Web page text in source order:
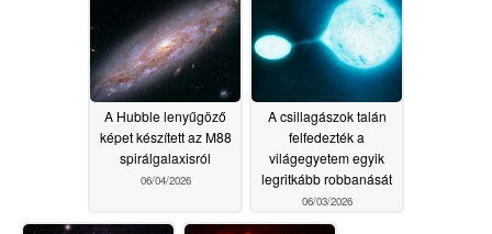
A Hubble lenyűgöző
képet készített az M88
spirálgalaxisról
06/04/2026
A csillagászok talán
felfedezték a
világegyetem egyik
legritkább robbanását
06/03/2026